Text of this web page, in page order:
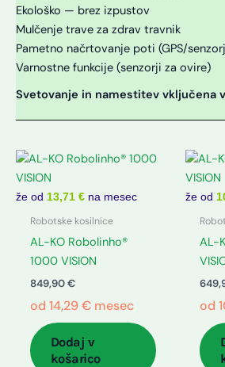
Ekološko — brez izpustov
Mulčenje trave za zdrav travnik
Pametno načrtovanje poti (GPS/
Varnostne funkcije (senzorji za ovire)
Svetovanje in namestitev vključena
že od 13,71 € na mesec
Robotske kosilnice
AL-KO Robolinho®
1000 VISION
849,90€
od 14,29€mesec
Dodaj v
košarico
že od
AL-
od